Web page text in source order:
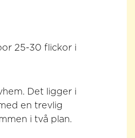
25-30 flickor i
Det ligger i
en trevlig
i två plan.